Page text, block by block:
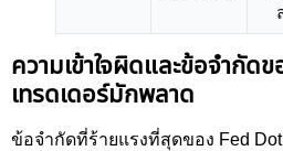
ความเข้าใจผิดและข้อจำกั
เทรดเดอร์มักพลาด
ข้อจำกัดที่ร้ายแรงที่สุดของ Fed